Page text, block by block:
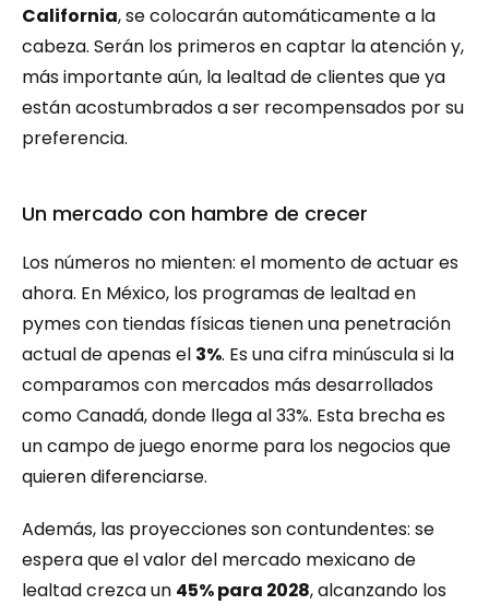
California, se colocarán automáticamente a la
cabeza. Serán los primeros en captar la atención y,
más importante aún, la lealtad de clientes que ya
están acostumbrados a ser recompensados por su
preferencia.
Un mercado con hambre de crecer
Los números no mienten: el momento de actuar es
ahora. En México, los programas de lealtad en
pymes con tiendas físicas tienen una penetración
actual de apenas el 3%. Es una cifra minúscula si la
comparamos con mercados más desarrollados
como Canadá, donde llega al 33%. Esta brecha es
un campo de juego enorme para los negocios que
quieren diferenciarse.
Además, las proyecciones son contundentes: se
espera que el valor del mercado mexicano de
lealtad crezca un 45% para 2028, alcanzando los